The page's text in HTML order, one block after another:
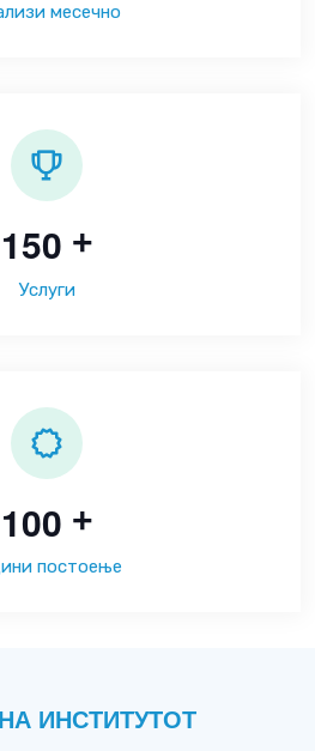
месечно
150 +
Услуги
100 +
постоење
НА ИНСТИТУТОТ